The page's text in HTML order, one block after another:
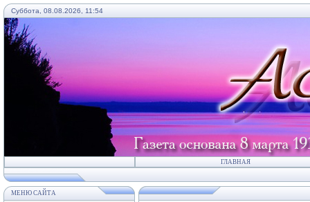
Суббота, 08.08.2026, 11:54
ГЛАВНАЯ
МЕНЮ САЙТА